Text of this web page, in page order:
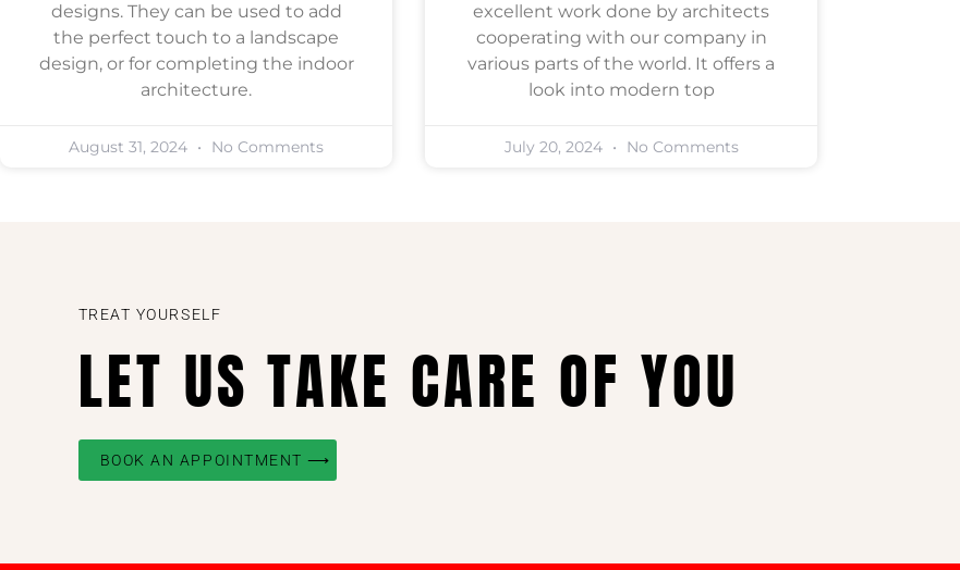
designs. They can be used to add
the perfect touch to a landscape
design, or for completing the indoor
architecture.
August 31, 2024 No Comments
excellent work done by architects
cooperating with our company in
various parts of the world. It offers a
look into modern top
July 20, 2024 No Comments
TREAT YOURSELF
LET US TAKE CARE OF YOU
BOOK AN APPOINTMENT ⟶